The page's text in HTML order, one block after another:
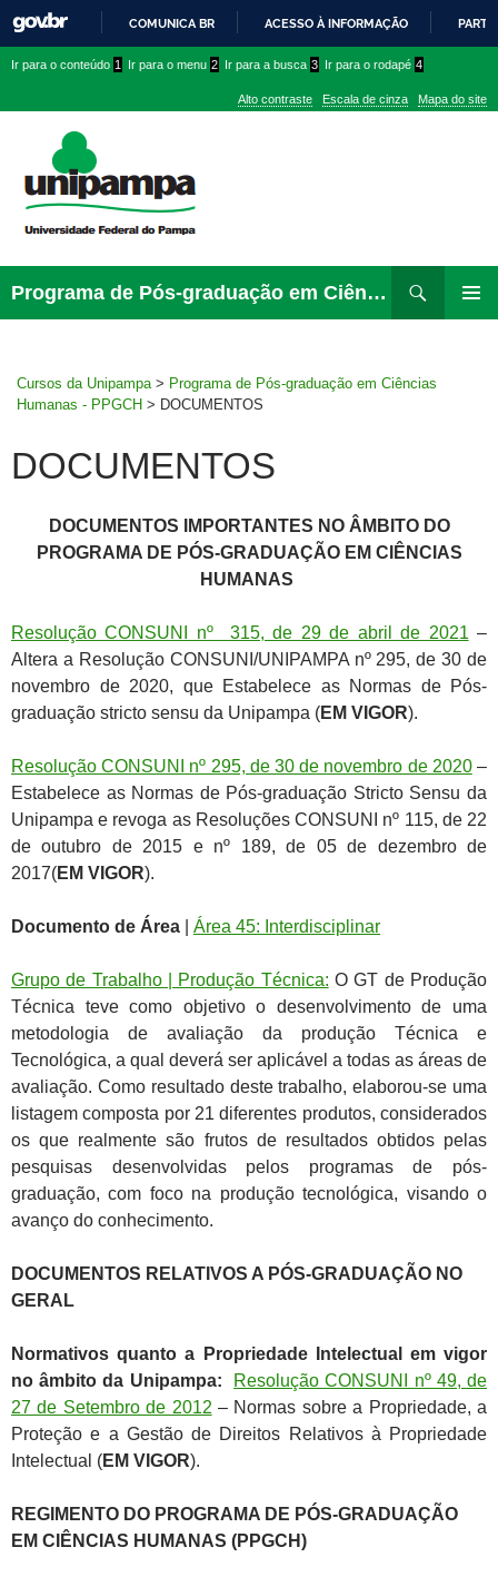
PARA
CONTEÚDO
COMUNICA BR ACESSO À INFORMAÇÃO
conteúdo
menu
superior
menu
Ir para o conteúdo 1 Ir para o menu 2 Ir para a busca 3 Ir para o rodapé 4
Alto contraste Escala de cinza Mapa do site
Programa de Pós-graduação em Ciências Humanas – PPGCH
para
Cursos da Unipampa > Programa de Pós-graduação em Ciências
Humanas - PPGCH > DOCUMENTOS
DOCUMENTOS
DOCUMENTOS IMPORTANTES NO ÂMBITO DO
PROGRAMA DE PÓS-GRADUAÇÃO EM CIÊNCIAS
HUMANAS
Resolução CONSUNI nº 315, de 29 de abril de 2021 –
Altera a Resolução CONSUNI/UNIPAMPA nº 295, de 30 de
novembro de 2020, que Estabelece as Normas de Pós-
graduação stricto sensu da Unipampa (EM VIGOR).
Resolução CONSUNI nº 295, de 30 de novembro de 2020–
Estabelece as Normas de Pós-graduação Stricto Sensu da
Unipampa e revoga as Resoluções CONSUNI nº 115, de 22
de outubro de 2015 e nº 189, de 05 de dezembro de
2017(EM VIGOR).
Documento de Área Área 45: Interdisciplinar
Grupo de Trabalho | Produção Técnica: O GT de Produção
Técnica teve como objetivo o desenvolvimento de uma
metodologia de avaliação da produção Técnica e
Tecnológica, a qual deverá ser aplicável a todas as áreas de
avaliação. Como resultado deste trabalho, elaborou-se uma
listagem composta por 21 diferentes produtos, considerados
os que realmente são frutos de resultados obtidos pelas
pesquisas desenvolvidas pelos programas de pós-
graduação, com foco na produção tecnológica, visando o
avanço do conhecimento.
DOCUMENTOS RELATIVOS A PÓS-GRADUAÇÃO NO
GERAL
Normativos quanto a Propriedade Intelectual em vigor
no âmbito da Unipampa:
Resolução CONSUNI nº 49, de
27 de Setembro de 2012 – Normas sobre a Propriedade, a
Proteção e a Gestão de Direitos Relativos à Propriedade
Intelectual (EM VIGOR).
REGIMENTO DO PROGRAMA DE PÓS-GRADUAÇÃO
EM CIÊNCIAS HUMANAS (PPGCH)